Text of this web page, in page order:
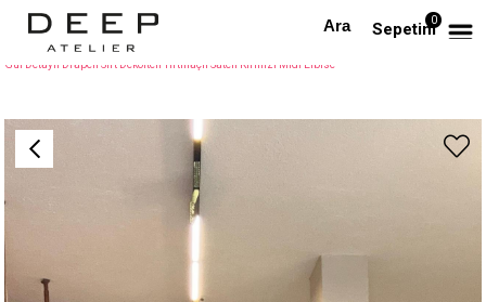
Sepetim0
Anasayfa TÜM ELBİSELER
Gül Detaylı Drapeli Sırt Dekolteli Yırtmaçlı Saten Kırmızı Midi Elbise